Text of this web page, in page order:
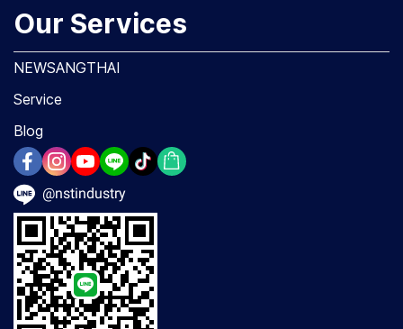
Our Services
NEWSANGTHAI
Service
Blog
@nstindustry